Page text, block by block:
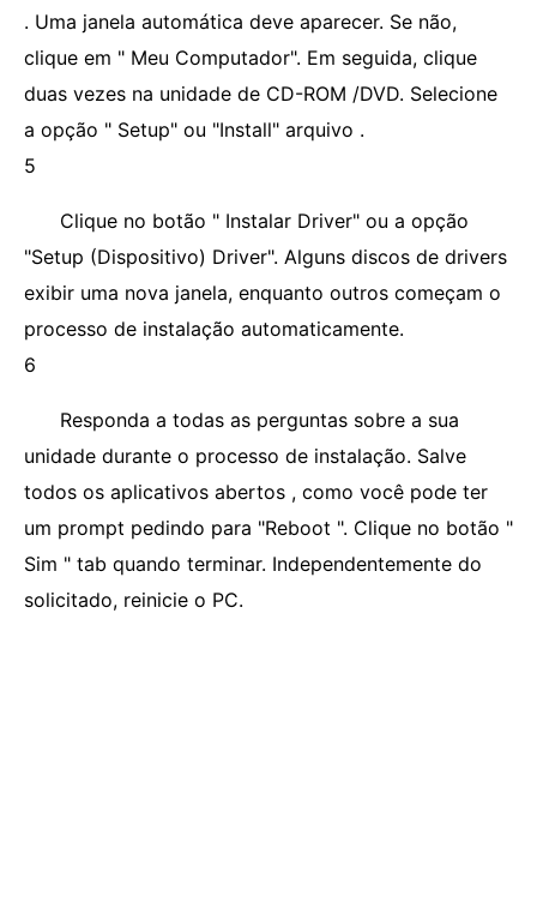
. Uma janela automática deve aparecer. Se não,
clique em " Meu Computador". Em seguida, clique
duas vezes na unidade de CD-ROM /DVD. Selecione
a opção " Setup" ou "Install" arquivo .
5
Clique no botão " Instalar Driver" ou a opção
"Setup (Dispositivo) Driver". Alguns discos de drivers
exibir uma nova janela, enquanto outros começam o
processo de instalação automaticamente.
6
Responda a todas as perguntas sobre a sua
unidade durante o processo de instalação. Salve
todos os aplicativos abertos , como você pode ter
um prompt pedindo para "Reboot ". Clique no botão "
Sim " tab quando terminar. Independentemente do
solicitado, reinicie o PC.